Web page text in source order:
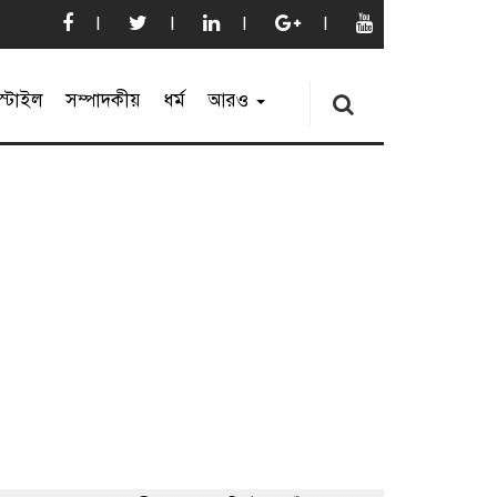
সম্পাদকীয় ধর্ম আরও